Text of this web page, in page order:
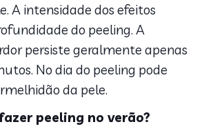
A intensidade dos efeitos
do peeling. A
persiste geralmente apenas
No dia do peeling pode
da pele.
peeling no verão?